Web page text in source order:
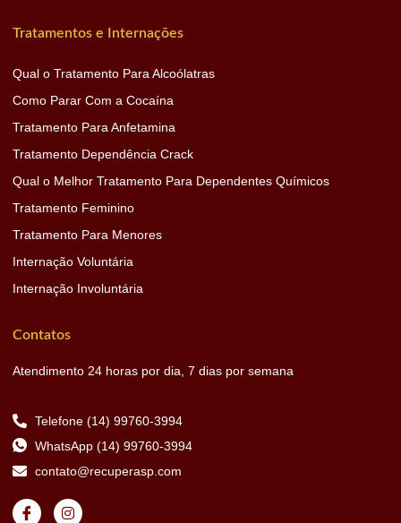
Tratamentos e Internações
Qual o Tratamento Para Alcoólatras
Como Parar Com a Cocaína
Tratamento Para Anfetamina
Tratamento Dependência Crack
Qual o Melhor Tratamento Para Dependentes Químicos
Tratamento Feminino
Tratamento Para Menores
Internação Voluntária
Internação Involuntária
Contatos
Atendimento 24 horas por dia, 7 dias por semana
Telefone (14) 99760-3994
WhatsApp (14) 99760-3994
contato@recuperasp.com